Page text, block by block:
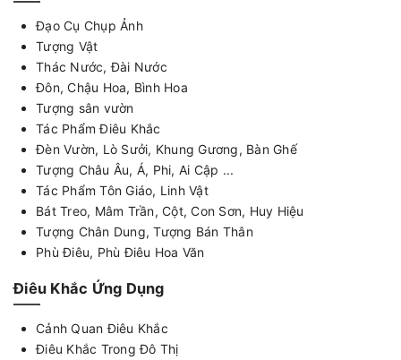
Đạo Cụ Chụp Ảnh
Tượng Vật
Thác Nước, Đài Nước
Đôn, Chậu Hoa, Bình Hoa
Tượng sân vườn
Tác Phẩm Điêu Khắc
Đèn Vườn, Lò Sưởi, Khung Gương, Bàn Ghế
Tượng Châu Âu, Á, Phi, Ai Cập ...
Tác Phẩm Tôn Giáo, Linh Vật
Bát Treo, Mâm Trần, Cột, Con Sơn, Huy Hiệu
Tượng Chân Dung, Tượng Bán Thân
Phù Điêu, Phù Điêu Hoa Văn
Điêu Khắc Ứng Dụng
Cảnh Quan Điêu Khắc
Điêu Khắc Trong Đô Thị